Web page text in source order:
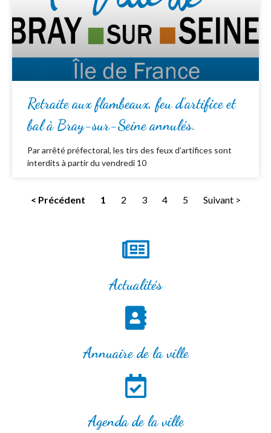
Retraite aux flambeaux, feu d’artifice et
bal à Bray-sur-Seine annulés.
Par arrêté préfectoral, les tirs des feux d’artifices sont
interdits à partir du vendredi 10
< Précédent 1 2 3 4 5 Suivant >
Actualités
Annuaire de la ville
Agenda de la ville